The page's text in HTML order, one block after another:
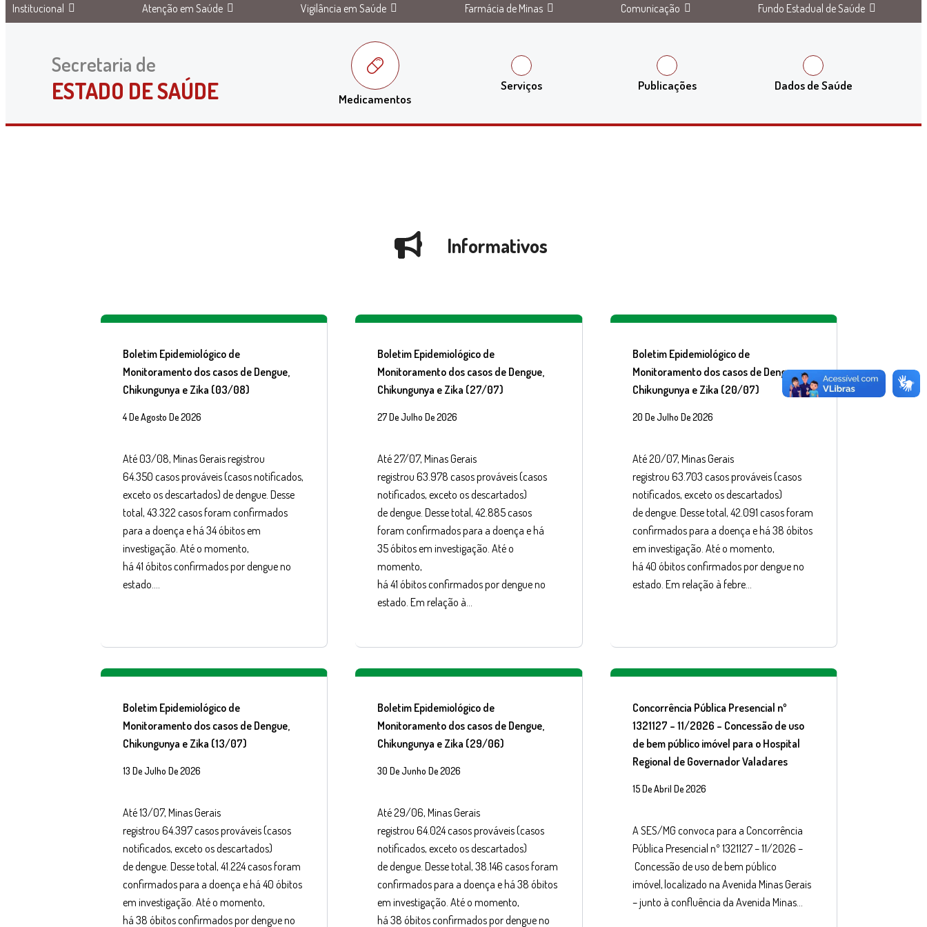
Institucional Atenção em Saúde Vigilância em Saúde Farmácia de Minas Comunicação Fundo Estadual de Saúde
Secretaria de
ESTADO DE SAÚDE Medicamentos
Serviços Publicações Dados de Saúde
Informativos
Boletim Epidemiológico de
Monitoramento dos casos de Dengue,
Chikungunya e Zika (03/08)
4 De Agosto De 2026
Até 03/08, Minas Gerais registrou
64.350 casos prováveis (casos notificados,
exceto os descartados) de dengue. Desse
total, 43.322 casos foram confirmados
para a doença e há 34 óbitos em
investigação. Até o momento,
há 41 óbitos confirmados por dengue no
estado….
Boletim Epidemiológico de
Monitoramento dos casos de Dengue,
Chikungunya e Zika (27/07)
27 De Julho De 2026
Até 27/07, Minas Gerais
registrou 63.978 casos prováveis (casos
notificados, exceto os descartados)
de dengue. Desse total, 42.885 casos
foram confirmados para a doença e há
35 óbitos em investigação. Até o
momento,
há 41 óbitos confirmados por dengue no
estado. Em relação à…
Boletim Epidemiológico de
Monitoramento dos casos de Dengue,
Chikungunya e Zika (20/07)
20 De Julho De 2026
Até 20/07, Minas Gerais
registrou 63.703 casos prováveis (casos
notificados, exceto os descartados)
de dengue. Desse total, 42.091 casos foram
confirmados para a doença e há 38 óbitos
em investigação. Até o momento,
há 40 óbitos confirmados por dengue no
estado. Em relação à febre…
Boletim Epidemiológico de
Monitoramento dos casos de Dengue,
Chikungunya e Zika (13/07)
13 De Julho De 2026
Até 13/07, Minas Gerais
registrou 64.397 casos prováveis (casos
notificados, exceto os descartados)
de dengue. Desse total, 41.224 casos foram
confirmados para a doença e há 40 óbitos
em investigação. Até o momento,
há 38 óbitos confirmados por dengue no
Boletim Epidemiológico de
Monitoramento dos casos de Dengue,
Chikungunya e Zika (29/06)
30 De Junho De 2026
Até 29/06, Minas Gerais
registrou 64.024 casos prováveis (casos
notificados, exceto os descartados)
de dengue. Desse total, 38.146 casos foram
confirmados para a doença e há 38 óbitos
em investigação. Até o momento,
há 38 óbitos confirmados por dengue no
Concorrência Pública Presencial nº
1321127 – 11/2026 – Concessão de uso
de bem público imóvel para o Hospital
Regional de Governador Valadares
15 De Abril De 2026
A SES/MG convoca para a Concorrência
Pública Presencial nº 1321127 – 11/2026 –
Concessão de uso de bem público
imóvel, localizado na Avenida Minas Gerais
– junto à confluência da Avenida Minas…